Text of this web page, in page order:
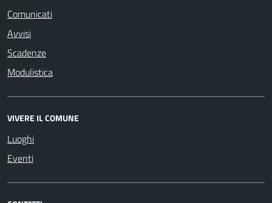
Comunicati
Avvisi
Scadenze
Modulistica
VIVERE IL COMUNE
Luoghi
Eventi